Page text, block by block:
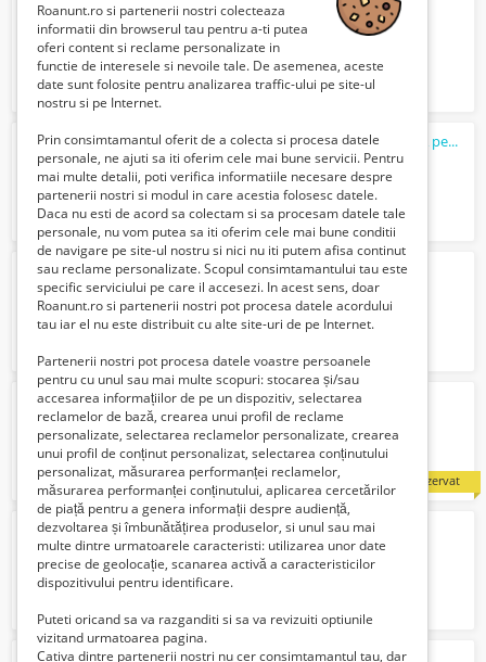
Incarcare clima Zalau-freon ecologic
50 Lei
VPS hosting puternic și găzduire dedicată pentru performanță maximă
Verifica cu vanzatorul
depozite castraveti germ
2000 Euro €
rezervat
Responsabil controlul calitatii
Verifica cu vanzatorul
agricultura Germania la sparanghel
2000 Euro €
Roanunt.ro si partenerii nostri colecteaza
informatii din browserul tau pentru a-ti putea
oferi content si reclame personalizate in
functie de interesele si nevoile tale. De asemenea, aceste
date sunt folosite pentru analizarea traffic-ului pe site-ul
nostru si pe Internet.
Prin consimtamantul oferit de a colecta si procesa datele
personale, ne ajuti sa iti oferim cele mai bune servicii. Pentru
mai multe detalii, poti verifica informatiile necesare despre
partenerii nostri si modul in care acestia folosesc datele.
Daca nu esti de acord sa colectam si sa procesam datele tale
personale, nu vom putea sa iti oferim cele mai bune conditii
de navigare pe site-ul nostru si nici nu iti putem afisa continut
sau reclame personalizate. Scopul consimtamantului tau este
specific serviciului pe care il accesezi. In acest sens, doar
Roanunt.ro si partenerii nostri pot procesa datele acordului
tau iar el nu este distribuit cu alte site-uri de pe Internet.
Partenerii nostri pot procesa datele voastre persoanele
pentru cu unul sau mai multe scopuri: stocarea și/sau
accesarea informațiilor de pe un dispozitiv, selectarea
reclamelor de bază, crearea unui profil de reclame
personalizate, selectarea reclamelor personalizate, crearea
unui profil de conținut personalizat, selectarea conținutului
personalizat, măsurarea performanței reclamelor,
măsurarea performanței conținutului, aplicarea cercetărilor
de piață pentru a genera informații despre audiență,
dezvoltarea și îmbunătățirea produselor, si unul sau mai
multe dintre urmatoarele caracteristi: utilizarea unor date
precise de geolocație, scanarea activă a caracteristicilor
dispozitivului pentru identificare.
Puteti oricand sa va razganditi si sa va revizuiti optiunile
vizitand urmatoarea pagina.
Cativa dintre partenerii nostri nu cer consimtamantul tau, dar